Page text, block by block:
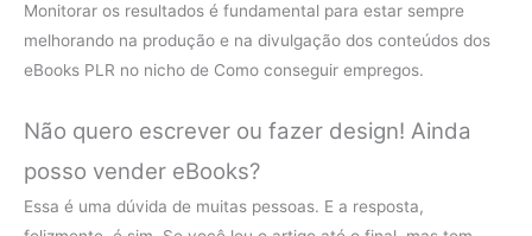
Monitorar os resultados é fundamental para estar sempre
melhorando na produção e na divulgação dos conteúdos dos
eBooks PLR no nicho de Como conseguir empregos.
Não quero escrever ou fazer design! Ainda
posso vender eBooks?
Essa é uma dúvida de muitas pessoas. E a resposta,